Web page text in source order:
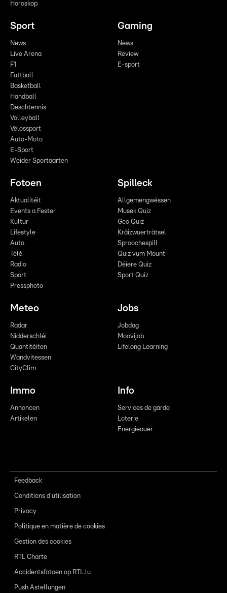
Horoskop
Sport
News
Live Arena
F1
Futtball
Basketball
Handball
Dëschtennis
Volleyball
Vëlossport
Auto-Moto
E-Sport
Weider Sportaarten
Gaming
News
Review
E-sport
Fotoen
Aktualitéit
Events a Fester
Kultur
Lifestyle
Auto
Télé
Radio
Sport
Pressphoto
Spilleck
Allgemengwëssen
Musek Quiz
Geo Quiz
Kräizwuerträtsel
Sproochespill
Quiz vum Mount
Déiere Quiz
Sport Quiz
Meteo
Radar
Nidderschléi
Quantitéiten
Wandvitessen
CityClim
Jobs
Jobdag
Moovijob
Lifelong Learning
Immo
Annoncen
Artikelen
Info
Services de garde
Loterie
Energieauer
Feedback
Conditions d'utilisation
Privacy
Politique en matière de cookies
Gestion des cookies
RTL Charte
Accidentsfotoen op RTL.lu
Push Astellungen